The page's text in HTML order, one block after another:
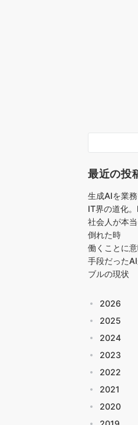
最近の投
生成AIを業
IT界の道化。
社会人が本
倒れた時
働くことに
手段だった
ブルの現状
2026
2025
2024
2023
2022
2021
2020